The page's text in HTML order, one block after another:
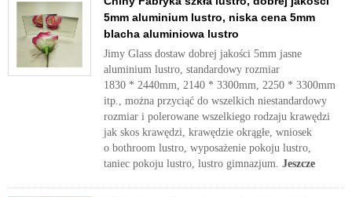
5mm aluminium lustro, niska cena 5mm
blacha aluminiowa lustro
Jimy Glass dostaw dobrej jakości 5mm jasne
aluminium lustro, standardowy rozmiar
1830 * 2440mm, 2140 * 3300mm, 2250 * 3300mm
itp., można przyciąć do wszelkich niestandardowy
rozmiar i polerowane wszelkiego rodzaju krawędzi
jak skos krawędzi, krawędzie okrągłe, wniosek
o bothroom lustro, wyposażenie pokoju lustro,
taniec pokoju lustro, lustro gimnazjum. Jeszcze